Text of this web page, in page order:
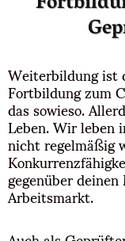
Weiterbildung ist
Fortbildung zum
das sowieso.
Leben. Wir
nicht
gegenüber
Arbeitsmarkt.